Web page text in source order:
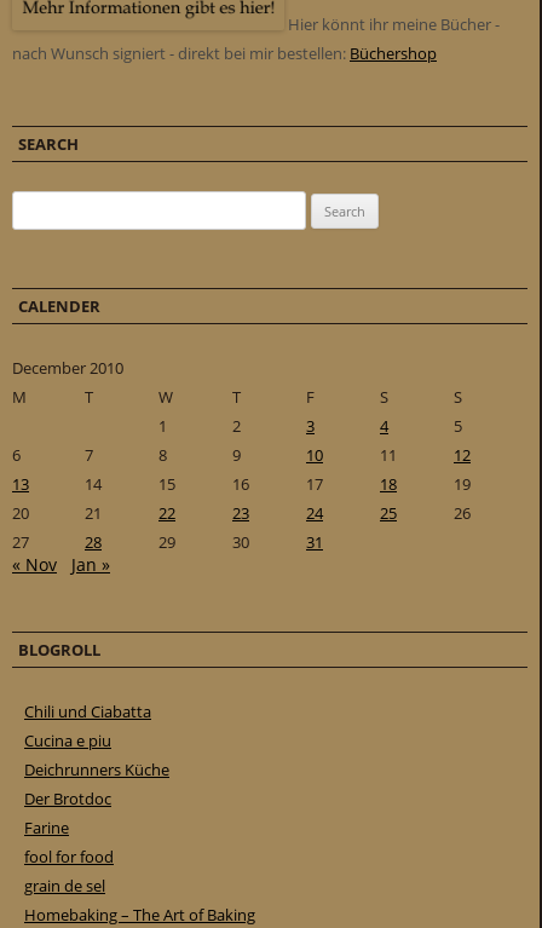
Hier könnt ihr meine Bücher -
nach Wunsch signiert - direkt bei mir bestellen: Büchershop
SEARCH
CALENDER
December 2010
M
T W T F S
S
1
2 3 4
5
6
7 8 9 10 11
12
13
14 15 16 17 18
19
20
21 22 23 24 25
26
27
28 29 30 31
« Nov Jan »
BLOGROLL
Chili und Ciabatta
Cucina e piu
Deichrunners Küche
Der Brotdoc
Farine
fool for food
grain de sel
Homebaking – The Art of Baking